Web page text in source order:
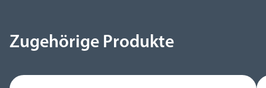
Zugehörige Produkte